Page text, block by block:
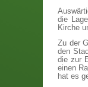
die
Kirche
Zu der
den
die zur
einen
hat es